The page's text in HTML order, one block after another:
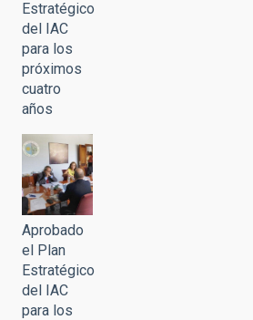
Estratégico
del IAC
para los
próximos
cuatro
años
Aprobado
el Plan
Estratégico
del IAC
para los